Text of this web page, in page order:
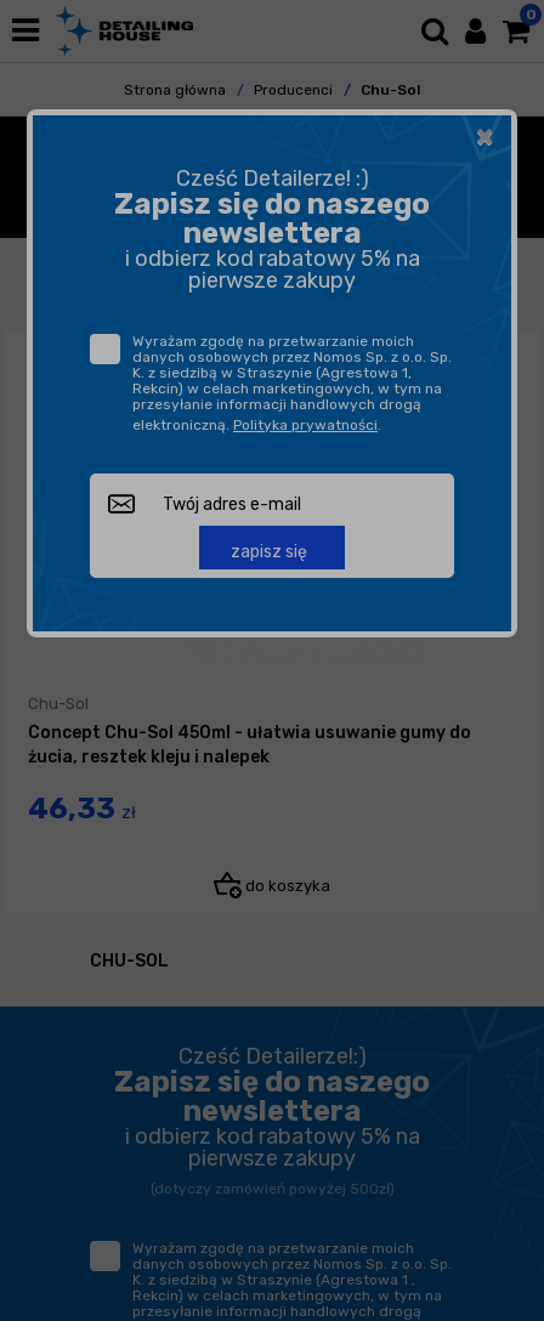
0
Strona główna Producenci Chu-Sol
CONCEPT - KOSMETYKI
SAMOCHODOWE
FILTROWANIE SORTUJ
Chu-Sol
Concept Chu-Sol 450ml - ułatwia usuwanie gumy do
żucia, resztek kleju i nalepek
46,33 zł
do koszyka
CHU-SOL
Cześć Detailerze!:)
Zapisz się do naszego
newslettera
i odbierz kod rabatowy 5% na
pierwsze zakupy
(dotyczy zamówień powyżej 500zł)
Wyrażam zgodę na przetwarzanie moich
danych osobowych przez Nomos Sp. z o.o. Sp.
K. z siedzibą w Straszynie (Agrestowa 1 ,
Rekcin) w celach marketingowych, w tym na
przesyłanie informacji handlowych drogą
×
Cześć Detailerze! :)
Zapisz się do naszego
newslettera
i odbierz kod rabatowy 5% na
pierwsze zakupy
Wyrażam zgodę na przetwarzanie moich
danych osobowych przez Nomos Sp. z o.o. Sp.
K. z siedzibą w Straszynie (Agrestowa 1,
Rekcin) w celach marketingowych, w tym na
przesyłanie informacji handlowych drogą
elektroniczną. Polityka prywatności.
zapisz się